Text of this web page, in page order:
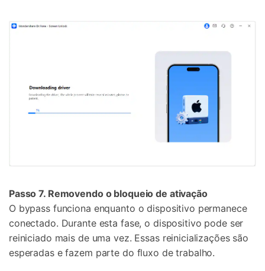
Passo 7. Removendo o bloqueio de ativação
O bypass funciona enquanto o dispositivo permanece
conectado. Durante esta fase, o dispositivo pode ser
reiniciado mais de uma vez. Essas reinicializações são
esperadas e fazem parte do fluxo de trabalho.